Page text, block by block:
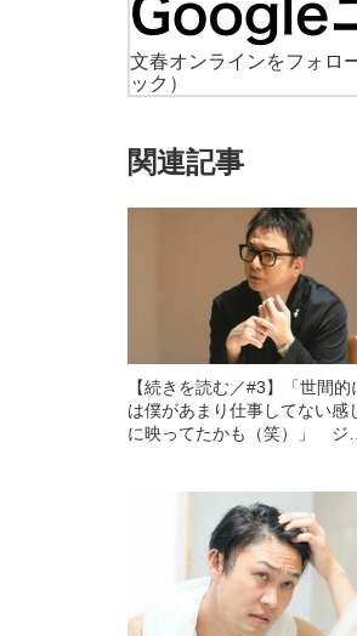
文春オンラインをフォロ
ック）
関連記事
【続きを読む／#3】「世間的
は僕があまり仕事してない感
に映ってたかも（笑）」 ジャ